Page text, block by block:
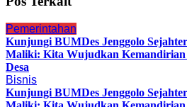
Pemerintahan
Kunjungi BUMDes Jenggolo
Maliki: Kita Wujudkan Kemandirian
Desa
Bisnis
Kunjungi BUMDes Jenggolo